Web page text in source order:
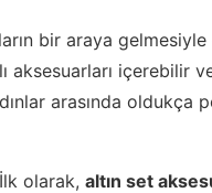
bir araya gelmesiyle
aksesuarları içerebilir
arasında oldukça
olarak, altın set